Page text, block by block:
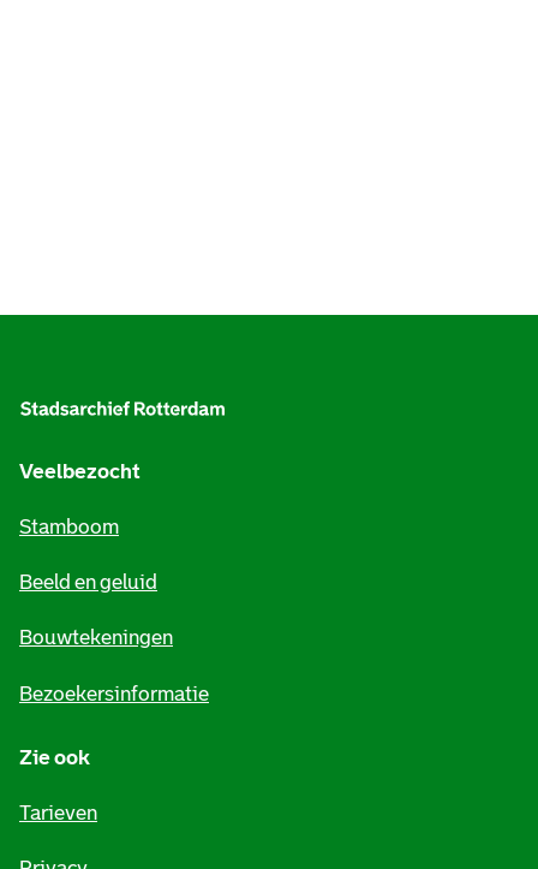
Veelbezocht
Stamboom
Beeld en geluid
Bouwtekeningen
Bezoekersinformatie
Zie ook
Tarieven